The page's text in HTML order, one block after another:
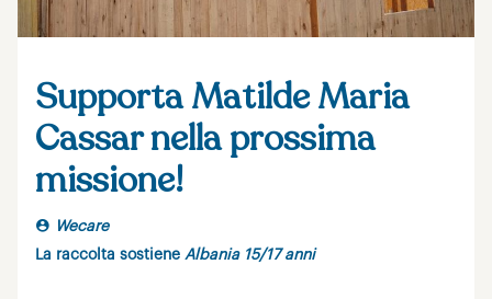
Supporta Matilde Maria
Cassar nella prossima
missione!
Wecare
La raccolta sostiene Albania 15/17 anni